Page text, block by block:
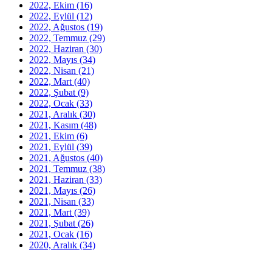
2022, Ekim (16)
2022, Eylül (12)
2022, Ağustos (19)
2022, Temmuz (29)
2022, Haziran (30)
2022, Mayıs (34)
2022, Nisan (21)
2022, Mart (40)
2022, Şubat (9)
2022, Ocak (33)
2021, Aralık (30)
2021, Kasım (48)
2021, Ekim (6)
2021, Eylül (39)
2021, Ağustos (40)
2021, Temmuz (38)
2021, Haziran (33)
2021, Mayıs (26)
2021, Nisan (33)
2021, Mart (39)
2021, Şubat (26)
2021, Ocak (16)
2020, Aralık (34)